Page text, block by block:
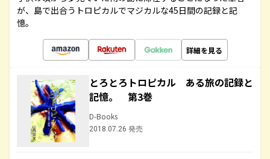
が、島で出合うトロピカルでマジカルな45日間の記録と記
憶。
詳細を見る
とろとろトロピカル ある旅の記録と
記憶。 第3巻
D-Books
2018.07.26 発売